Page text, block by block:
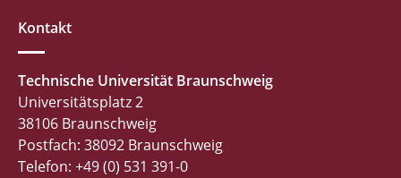
Kontakt
Technische Universität Braunschweig
Universitätsplatz 2
38106 Braunschweig
Postfach: 38092 Braunschweig
Telefon: +49 (0) 531 391-0